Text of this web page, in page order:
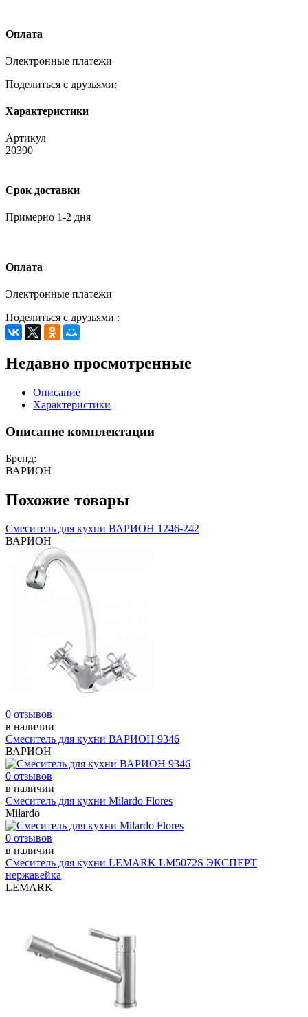
Оплата
Электронные платежи
Поделиться с друзьями:
Характеристики
Артикул
20390
Срок доставки
Примерно 1-2 дня
Оплата
Электронные платежи
Поделиться с друзьями :
Недавно просмотренные
Описание
Характеристики
Описание комплектации
Бренд:
ВАРИОН
Похожие товары
Смеситель для кухни ВАРИОН 1246-242
ВАРИОН
0 отзывов
в наличии
Смеситель для кухни ВАРИОН 9346
ВАРИОН
0 отзывов
в наличии
Смеситель для кухни Milardo Flores
Milardo
0 отзывов
в наличии
Смеситель для кухни LEMARK LM5072S ЭКСПЕРТ
нержавейка
LEMARK